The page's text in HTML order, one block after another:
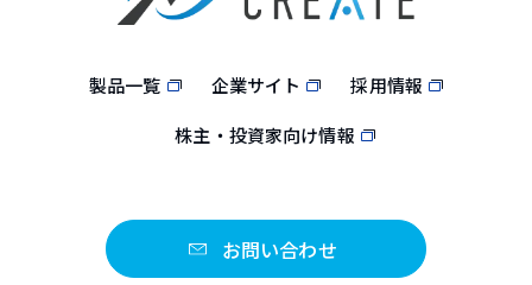
製品一覧 企業サイト
採用情報
株主・投資家向け情報
お問い合わせ